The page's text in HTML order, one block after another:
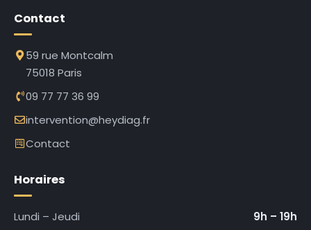
Contact
59 rue Montcalm
75018 Paris
09 77 77 36 99
intervention@heydiag.fr
Contact
Horaires
Lundi – Jeudi 9h – 19h